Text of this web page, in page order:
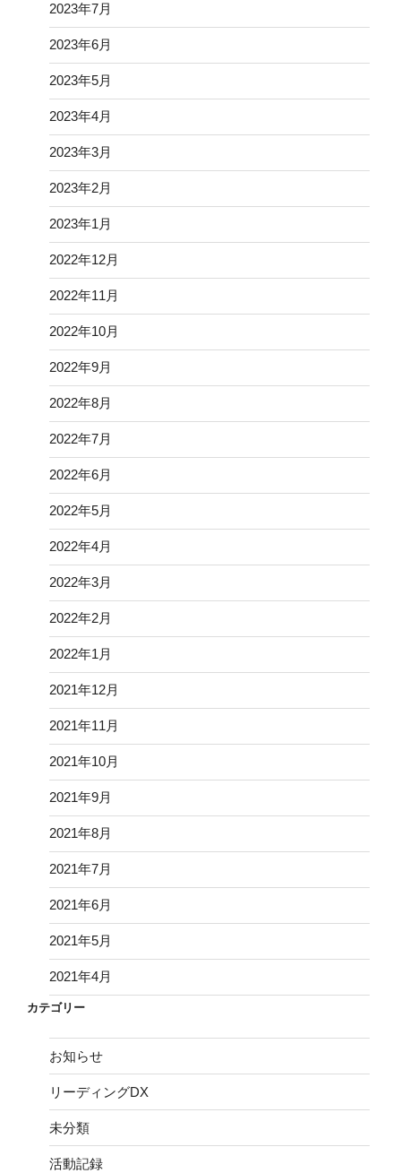
2023年7月
2023年6月
2023年5月
2023年4月
2023年3月
2023年2月
2023年1月
2022年12月
2022年11月
2022年10月
2022年9月
2022年8月
2022年7月
2022年6月
2022年5月
2022年4月
2022年3月
2022年2月
2022年1月
2021年12月
2021年11月
2021年10月
2021年9月
2021年8月
2021年7月
2021年6月
2021年5月
2021年4月
カテゴリー
お知らせ
リーディングDX
未分類
活動記録